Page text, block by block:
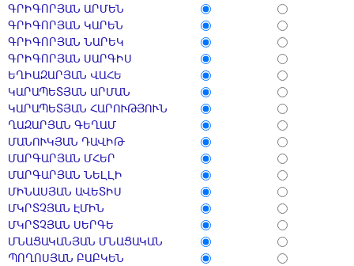
ԳՐԻԳՈՐՅԱՆ ԱՐՄԵՆ
ԳՐԻԳՈՐՅԱՆ ԿԱՐԵՆ
ԳՐԻԳՈՐՅԱՆ ՆԱՐԵԿ
ԳՐԻԳՈՐՅԱՆ ՍԱՐԳԻՍ
ԵՂԻԱԶԱՐՅԱՆ ՎԱՀԵ
ԿԱՐԱՊԵՏՅԱՆ ԱՐՄԱՆ
ԿԱՐԱՊԵՏՅԱՆ ՀԱՐՈՒԹՅՈՒՆ
ՂԱԶԱՐՅԱՆ ԳԵՂԱՄ
ՄԱՆՈՒԿՅԱՆ ԴԱՎԻԹ
ՄԱՐԳԱՐՅԱՆ ՄՀԵՐ
ՄԱՐԳԱՐՅԱՆ ՆԵԼԼԻ
ՄԻՆԱՍՅԱՆ ԱՎԵՏԻՍ
ՄԿՐՏՉՅԱՆ ԷՄԻՆ
ՄԿՐՏՉՅԱՆ ՍԵՐԳԵ
ՄՆԱՑԱԿԱՆՅԱՆ ՄՆԱՑԱԿԱՆ
ՊՈՂՈՍՅԱՆ ԲԱԲԿԵՆ